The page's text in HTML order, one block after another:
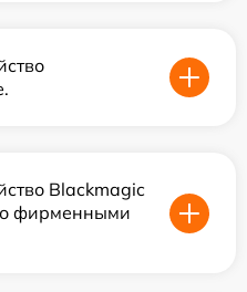
Blackmagic
фирменными